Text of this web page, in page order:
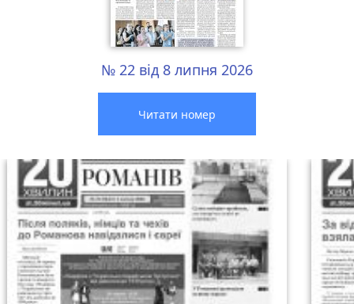
№ 22 від 8 липня 2026
Читати номер